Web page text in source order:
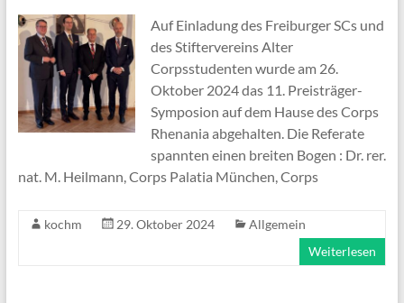
Auf Einladung des Freiburger SCs und
des Stiftervereins Alter
Corpsstudenten wurde am 26.
Oktober 2024 das 11. Preisträger-
Symposion auf dem Hause des Corps
Rhenania abgehalten. Die Referate
spannten einen breiten Bogen : Dr. rer.
nat. M. Heilmann, Corps Palatia München, Corps
kochm 29. Oktober 2024
Allgemein
Weiterlesen